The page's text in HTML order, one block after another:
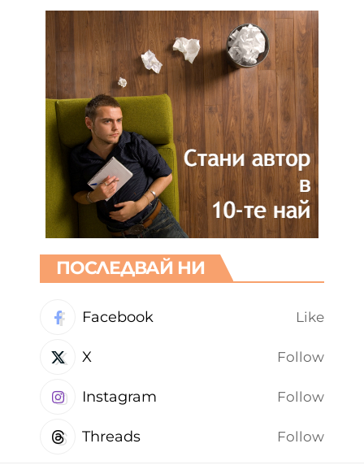
ПОСЛЕДВАЙ НИ
Facebook Like
X Follow
Instagram Follow
Threads Follow